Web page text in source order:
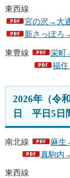
東西線
宮の沢→大
新さっぽろ
東豊線
栄町
福
2026年（令
日 平日5日
南北線
麻生
真駒内
東西線